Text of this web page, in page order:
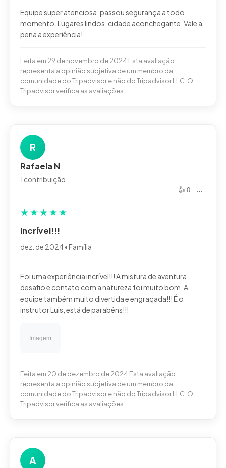
Equipe super atenciosa, passou segurança a todo
momento. Lugares lindos, cidade aconchegante. Vale a
Feita em 29 de novembro de 2024 Esta avaliação
representa a opinião subjetiva de um membro da
comunidade do Tripadvisor e não do Tripadvisor LLC. O
Tripadvisor verifica as avaliações.
R
Rafaela N
1 contribuição
👍 0 ⋯
★★★★★
Incrível!!!
dez. de 2024 • Família
Foi uma experiência incrível!!! A mistura de aventura,
desafio e contato com a natureza foi muito bom. A
equipe também muito divertida e engraçada!!! É o
Feita em 20 de dezembro de 2024 Esta avaliação
representa a opinião subjetiva de um membro da
comunidade do Tripadvisor e não do Tripadvisor LLC. O
Tripadvisor verifica as avaliações.
A